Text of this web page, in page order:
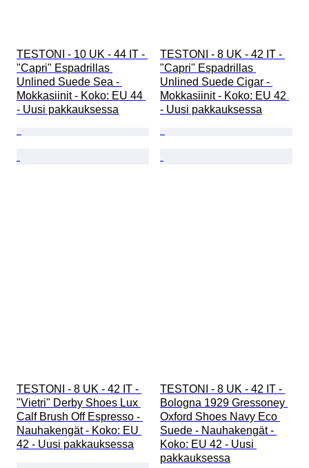
TESTONI - 10 UK - 44 IT -
"Capri" Espadrillas
Unlined Suede Sea -
Mokkasiinit - Koko: EU 44
- Uusi pakkauksessa
TESTONI - 8 UK - 42 IT -
"Capri" Espadrillas
Unlined Suede Cigar -
Mokkasiinit - Koko: EU 42
- Uusi pakkauksessa
TESTONI - 8 UK - 42 IT -
"Vietri" Derby Shoes Lux
Calf Brush Off Espresso -
Nauhakengät - Koko: EU
42 - Uusi pakkauksessa
TESTONI - 8 UK - 42 IT -
Bologna 1929 Gressoney
Oxford Shoes Navy Eco
Suede - Nauhakengät -
Koko: EU 42 - Uusi
pakkauksessa